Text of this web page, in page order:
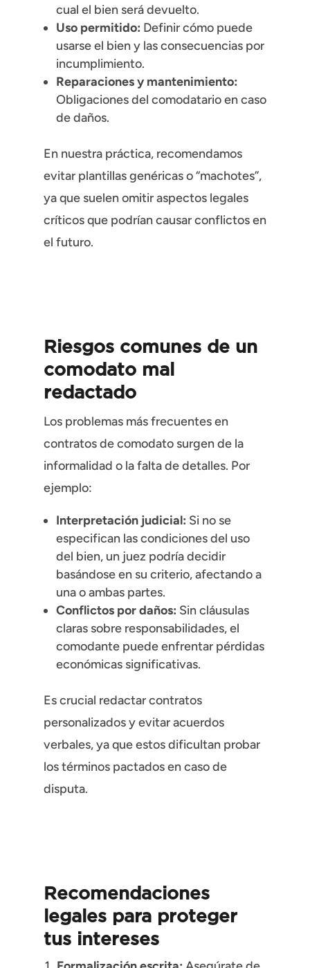
cual el bien será devuelto.
Uso permitido: Definir cómo puede
usarse el bien y las consecuencias por
incumplimiento.
Reparaciones y mantenimiento:
Obligaciones del comodatario en caso
de daños.
En nuestra práctica, recomendamos
evitar plantillas genéricas o “machotes”,
ya que suelen omitir aspectos legales
críticos que podrían causar conflictos en
el futuro.
Riesgos comunes de un
comodato mal
redactado
Los problemas más frecuentes en
contratos de comodato surgen de la
informalidad o la falta de detalles. Por
ejemplo:
Interpretación judicial: Si no se
especifican las condiciones del uso
del bien, un juez podría decidir
basándose en su criterio, afectando a
una o ambas partes.
Conflictos por daños: Sin cláusulas
claras sobre responsabilidades, el
comodante puede enfrentar pérdidas
económicas significativas.
Es crucial redactar contratos
personalizados y evitar acuerdos
verbales, ya que estos dificultan probar
los términos pactados en caso de
disputa.
Recomendaciones
legales para proteger
tus intereses